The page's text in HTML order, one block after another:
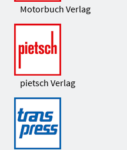
Motorbuch Verlag
pietsch Verlag